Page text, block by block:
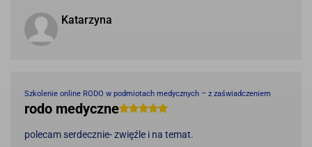
Katarzyna
Szkolenie online RODO w podmiotach medycznych – z zaświadczeniem
rodo medyczne
polecam serdecznie- zwięźle i na temat.